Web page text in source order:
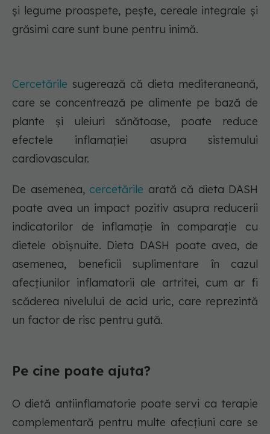
și legume proaspete, pește, cereale integrale și
grăsimi care sunt bune pentru inimă.
Cercetările sugerează că dieta mediteraneană,
care se concentrează pe alimente pe bază de
plante și uleiuri sănătoase, poate reduce
efectele inflamației asupra sistemului
cardiovascular.
De asemenea, cercetările arată că dieta DASH
poate avea un impact pozitiv asupra reducerii
indicatorilor de inflamație în comparație cu
dietele obișnuite. Dieta DASH poate avea, de
asemenea, beneficii suplimentare în cazul
afecțiunilor inflamatorii ale artritei, cum ar fi
scăderea nivelului de acid uric, care reprezintă
un factor de risc pentru gută.
Pe cine poate ajuta?
O dietă antiinflamatorie poate servi ca terapie
complementară pentru multe afecțiuni care se